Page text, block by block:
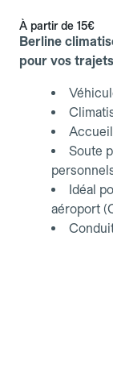
À partir de 15€
Berline
pour vos
Soute
Idéal
aéroport